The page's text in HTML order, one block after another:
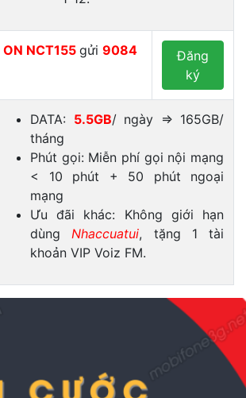
ON NCT155 gửi 9084
Đăng
ký
DATA: 5.5GB/ ngày ⇒ 165GB/
tháng
Phút gọi: Miễn phí gọi nội mạng
< 10 phút + 50 phút ngoại
mạng
Ưu đãi khác: Không giới hạn
dùngNhaccuatui, tặng 1 tài
khoản VIP Voiz FM.